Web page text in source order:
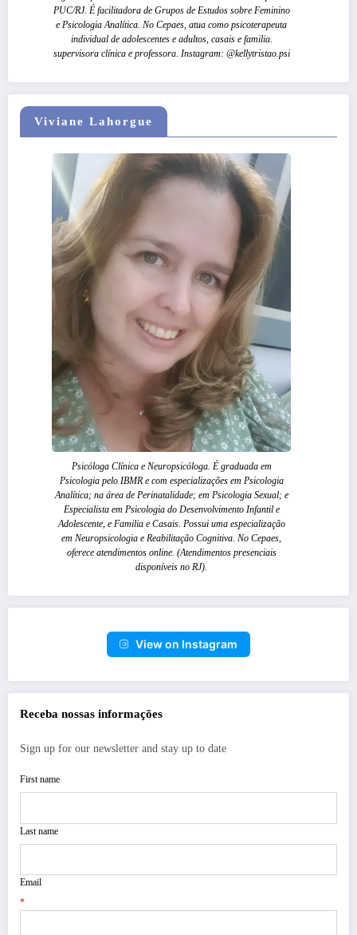
PUC/RJ. É facilitadora de Grupos de Estudos sobre Feminino
e Psicologia Analítica. No Cepaes, atua como psicoterapeuta
individual de adolescentes e adultos, casais e familia.
supervisora clínica e professora. Instagram: @kellytristao.psi
Viviane Lahorgue
Psicóloga Clínica e Neuropsicóloga. É graduada em
Psicologia pelo IBMR e com especializações em Psicologia
Analítica; na área de Perinatalidade; em Psicologia Sexual; e
Especialista em Psicologia do Desenvolvimento Infantil e
Adolescente, e Familia e Casais. Possui uma especialização
em Neuropsicologia e Reabilitação Cognitiva. No Cepaes,
oferece atendimentos online. (Atendimentos presenciais
disponíveis no RJ).
View on Instagram
Receba nossas informações
Sign up for our newsletter and stay up to date
First name
Last name
Email
*